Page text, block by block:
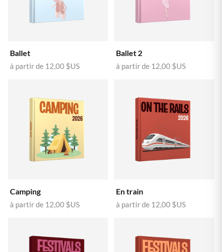
Ballet
à partir de 12,00 $US
Ballet 2
à partir de 12,00 $US
Camping
à partir de 12,00 $US
En train
à partir de 12,00 $US